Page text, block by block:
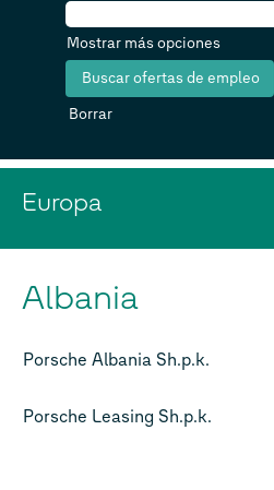
Mostrar más opciones
Borrar
Europa
Albania
Porsche Albania Sh.p.k.
Porsche Leasing Sh.p.k.